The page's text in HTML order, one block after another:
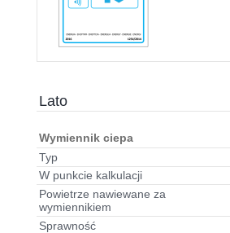
Lato
Wymiennik ciepa
Typ
W punkcie kalkulacji
Powietrze nawiewane za
wymiennikiem
Sprawność